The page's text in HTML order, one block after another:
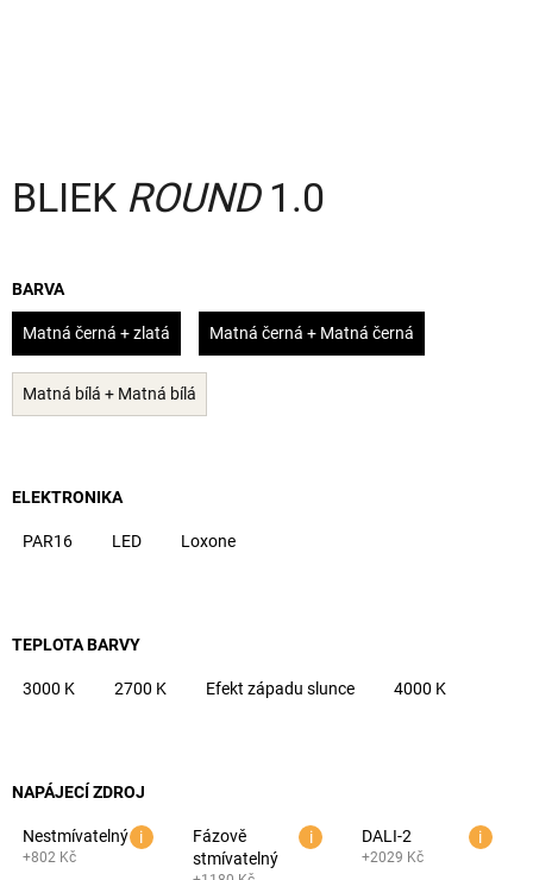
BLIEK ROUND1.0
BARVA
Matná černá + zlatá Matná černá + Matná černá
Matná bílá + Matná bílá
ELEKTRONIKA
PAR16 LED Loxone
TEPLOTA BARVY
3000 K 2700 K Efekt západu slunce 4000 K
NAPÁJECÍ ZDROJ
Nestmívatelný
802 Kč
i
Fázově
stmívatelný
i DALI-2
2029 Kč
i
D
o
r
u
č
m